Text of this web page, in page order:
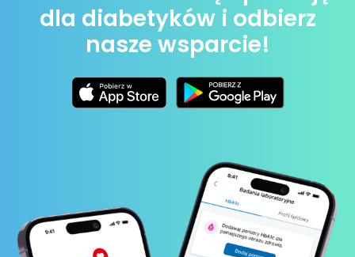
dla diabetyków i odbierz
nasze wsparcie!